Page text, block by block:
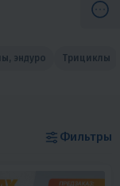
эндуро Трициклы
Фильтры